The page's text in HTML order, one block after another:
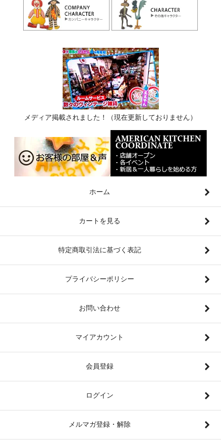
メディア掲載されました！（現在更新しておりません）
ホーム
カートを見る
特定商取引法に基づく表記
プライバシーポリシー
お問い合わせ
マイアカウント
会員登録
ログイン
メルマガ登録・解除